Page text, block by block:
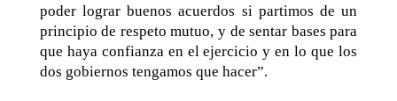
poder lograr buenos acuerdos si partimos de un
principio de respeto mutuo, y de sentar bases para
que haya confianza en el ejercicio y en lo que los
dos gobiernos tengamos que hacer”.